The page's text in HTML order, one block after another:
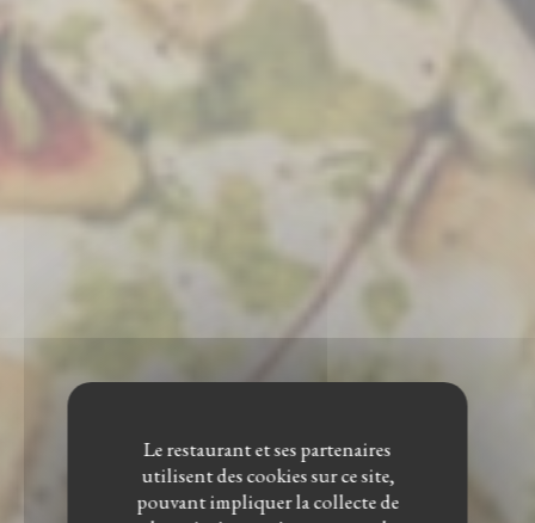
Le restaurant et ses partenaires
utilisent des cookies sur ce site,
pouvant impliquer la collecte de